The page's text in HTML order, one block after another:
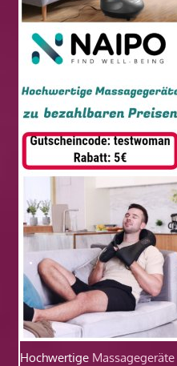
Hochwertige Massagegeräte